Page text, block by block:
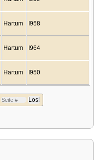
Hartum I958
Hartum I964
Hartum I950